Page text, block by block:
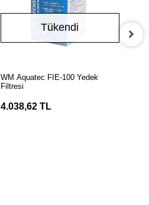
Tükendi
WM Aquatec FIE-100 Yedek
Filtresi
4.038,62 TL